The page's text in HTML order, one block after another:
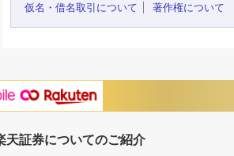
仮名・借名取引について
著作権について
天証券についてのご紹介